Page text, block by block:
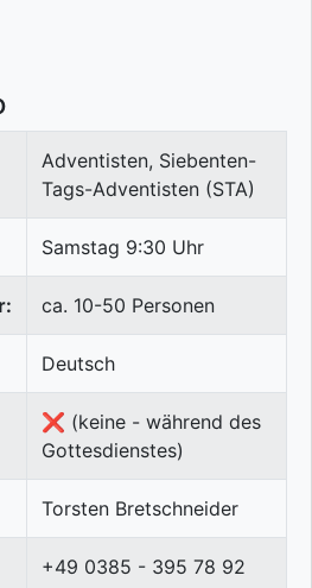
Adventisten, Siebenten-
Tags-Adventisten (STA)
Samstag 9:30 Uhr
ca. 10-50 Personen
Deutsch
❌ (keine - während des
Gottesdienstes)
Torsten Bretschneider
+49 0385 - 395 78 92